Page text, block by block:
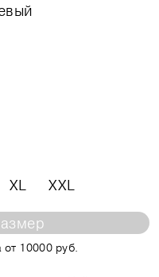
XL XXL
от 10000 руб.